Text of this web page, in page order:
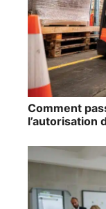
Comment
l’autorisation